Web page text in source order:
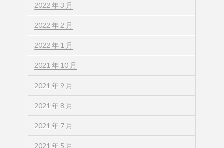
2022 年 3 月
2022 年 2 月
2022 年 1 月
2021 年 10 月
2021 年 9 月
2021 年 8 月
2021 年 7 月
2021 年 5 月